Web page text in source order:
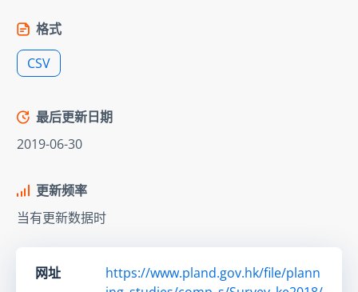
格式
CSV
最后更新日期
2019-06-30
更新频率
当有更新数据时
网址
https://www.pland.gov.hk/file/plann